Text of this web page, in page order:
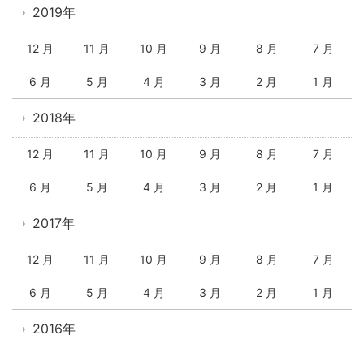
2019年
12 月 11 月 10 月 9 月 8 月 7 月
6 月 5 月 4 月 3 月 2 月 1 月
2018年
12 月 11 月 10 月 9 月 8 月 7 月
6 月 5 月 4 月 3 月 2 月 1 月
2017年
12 月 11 月 10 月 9 月 8 月 7 月
6 月 5 月 4 月 3 月 2 月 1 月
2016年